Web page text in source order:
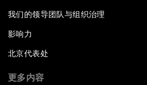
我们的领导团队与组织治理
影响力
北京代表处
更多内容